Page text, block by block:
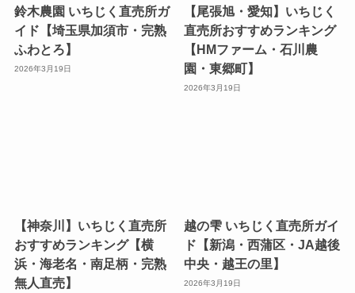
鈴木農園 いちじく直売所ガ
イド【埼玉県加須市・完熟
ふわとろ】
2026年3月19日
【尾張旭・愛知】いちじく
直売所おすすめランキング
【HMファーム・石川農
園・東郷町】
2026年3月19日
【神奈川】いちじく直売所
おすすめランキング【横
浜・海老名・南足柄・完熟
無人直売】
越の雫 いちじく直売所ガイ
ド【新潟・西蒲区・JA越後
中央・越王の里】
2026年3月19日